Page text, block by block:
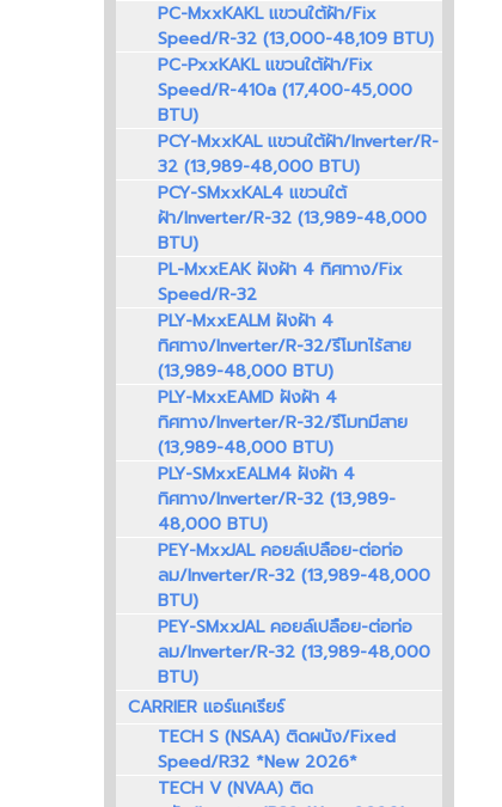
PC-MxxKAKL แขวนใต้ฝ้า/Fix
Speed/R-32 (13,000-48,109 BTU)
PC-PxxKAKL แขวนใต้ฝ้า/Fix
Speed/R-410a (17,400-45,000
BTU)
PCY-MxxKAL แขวนใต้ฝ้า/Inverter/R-
32 (13,989-48,000 BTU)
PCY-SMxxKAL4 แขวนใต้
ฝ้า/Inverter/R-32 (13,989-48,000
BTU)
PL-MxxEAK ฝังฝ้า 4 ทิศทาง/Fix
Speed/R-32
PLY-MxxEALM ฝังฝ้า 4
ทิศทาง/Inverter/R-32/รีโมทไร้สาย
(13,989-48,000 BTU)
PLY-MxxEAMD ฝังฝ้า 4
ทิศทาง/Inverter/R-32/รีโมทมีสาย
(13,989-48,000 BTU)
PLY-SMxxEALM4 ฝังฝ้า 4
ทิศทาง/Inverter/R-32 (13,989-
48,000 BTU)
PEY-MxxJAL คอยล์เปลือย-ต่อท่อ
ลม/Inverter/R-32 (13,989-48,000
BTU)
PEY-SMxxJAL คอยล์เปลือย-ต่อท่อ
ลม/Inverter/R-32 (13,989-48,000
BTU)
CARRIER แอร์แคเรียร์
TECH S (NSAA) ติดผนัง/Fixed
Speed/R32 *New 2026*
TECH V (NVAA) ติด